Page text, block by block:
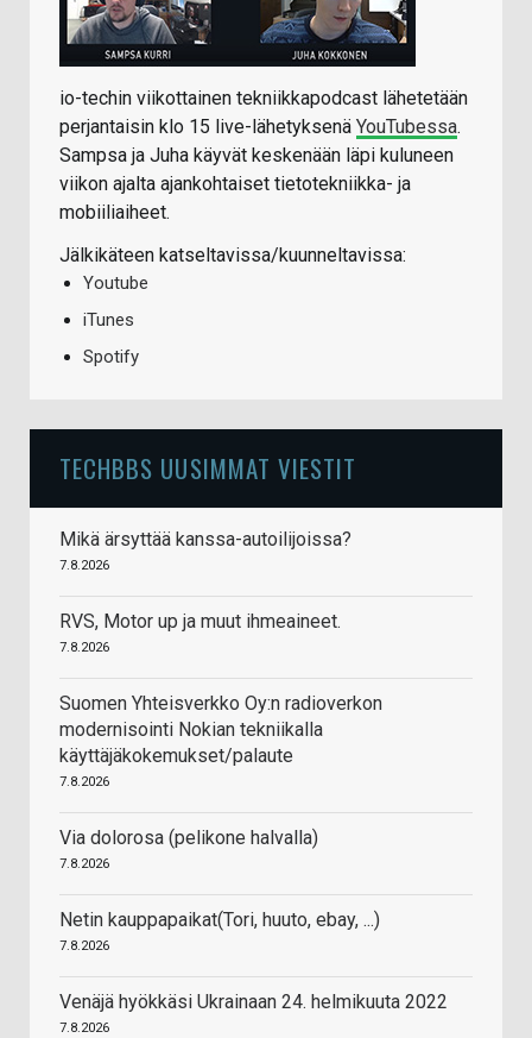
io-techin viikottainen tekniikkapodcast lähetetään
perjantaisin klo 15 live-lähetyksenä YouTubessa.
Sampsa ja Juha käyvät keskenään läpi kuluneen
viikon ajalta ajankohtaiset tietotekniikka- ja
mobiiliaiheet.
Jälkikäteen katseltavissa/kuunneltavissa:
Youtube
iTunes
Spotify
TECHBBS UUSIMMAT VIESTIT
Mikä ärsyttää kanssa-autoilijoissa?
7.8.2026
RVS, Motor up ja muut ihmeaineet.
7.8.2026
Suomen Yhteisverkko Oy:n radioverkon
modernisointi Nokian tekniikalla
käyttäjäkokemukset/palaute
7.8.2026
Via dolorosa (pelikone halvalla)
7.8.2026
Netin kauppapaikat(Tori, huuto, ebay, ...)
7.8.2026
Venäjä hyökkäsi Ukrainaan 24. helmikuuta 2022
7.8.2026